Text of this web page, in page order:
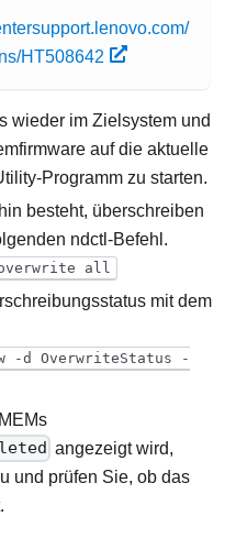
HT508642
wieder im Zielsystem und
auf die aktuelle
Programm zu starten.
besteht, überschreiben
ndctl-Befehl.
all
mit dem
-d OverwriteStatus -
angezeigt wird,
und prüfen Sie, ob das